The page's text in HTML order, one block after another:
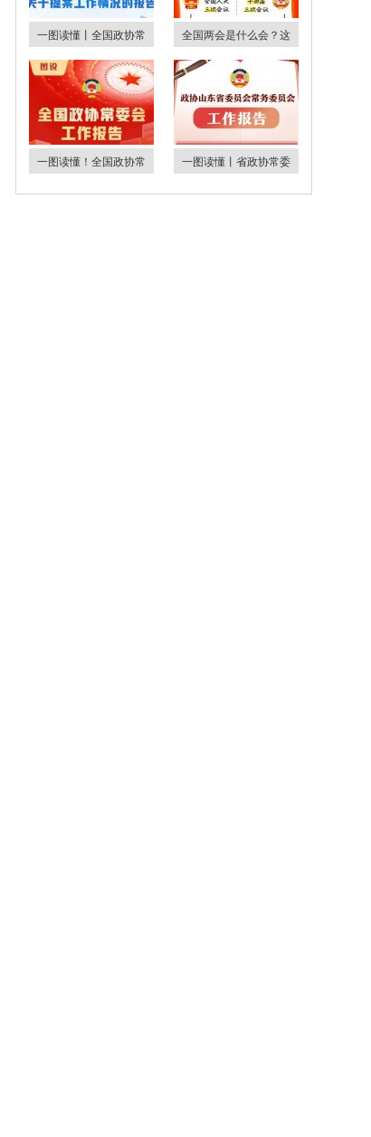
一图读懂丨全国政协常 全国两会是什么会？这
一图读懂！全国政协常 一图读懂丨省政协常委